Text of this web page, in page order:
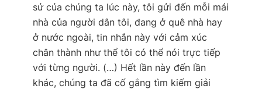
sử của chúng ta lúc này, tôi gửi đến mỗi mái
nhà của người dân tôi, đang ở quê nhà hay
ở nước ngoài, tin nhắn này với cảm xúc
chân thành như thể tôi có thể nói trực tiếp
với từng người. (…) Hết lần này đến lần
khác, chúng ta đã cố gắng tìm kiếm giải